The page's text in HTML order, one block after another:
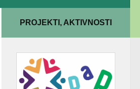
PROJEKTI, AKTIVNOSTI